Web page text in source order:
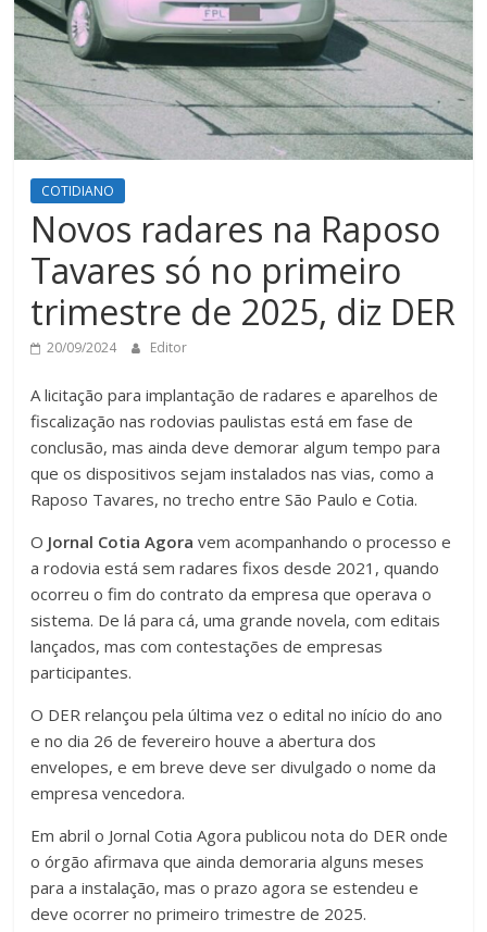
COTIDIANO
Novos radares na Raposo
Tavares só no primeiro
trimestre de 2025, diz DER
20/09/2024 Editor
A licitação para implantação de radares e aparelhos de
fiscalização nas rodovias paulistas está em fase de
conclusão, mas ainda deve demorar algum tempo para
que os dispositivos sejam instalados nas vias, como a
Raposo Tavares, no trecho entre São Paulo e Cotia.
O Jornal Cotia Agora vem acompanhando o processo e
a rodovia está sem radares fixos desde 2021, quando
ocorreu o fim do contrato da empresa que operava o
sistema. De lá para cá, uma grande novela, com editais
lançados, mas com contestações de empresas
participantes.
O DER relançou pela última vez o edital no início do ano
e no dia 26 de fevereiro houve a abertura dos
envelopes, e em breve deve ser divulgado o nome da
empresa vencedora.
Em abril o Jornal Cotia Agora publicou nota do DER onde
o órgão afirmava que ainda demoraria alguns meses
para a instalação, mas o prazo agora se estendeu e
deve ocorrer no primeiro trimestre de 2025.